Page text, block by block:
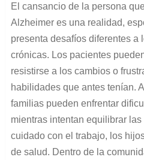
El cansancio de la persona
Alzheimer es una realidad,
presenta desafíos diferentes a
crónicas. Los pacientes
resistirse a los cambios o
habilidades que antes tenían.
familias pueden enfrentar
mientras intentan equilibrar
cuidado con el trabajo, los
de salud. Dentro de la